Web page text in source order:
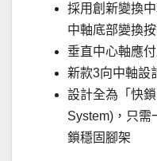
採用創新變換
中軸底部變換
垂直中心軸應
新款3向中軸設
設計全為「快
System)，只需
鎖穩固腳架